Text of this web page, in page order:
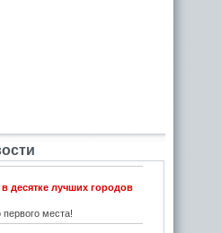
десятке лучших городов
места!